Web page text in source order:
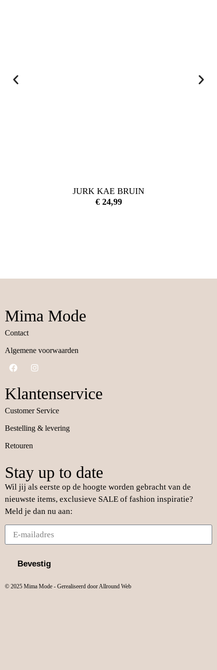
JURK KAE BRUIN
€24,99
Mima Mode
Contact
Algemene voorwaarden
Klantenservice
Customer Service
Bestelling & levering
Retouren
Stay up to date
Wil jij als eerste op de hoogte worden gebracht van de
nieuwste items, exclusieve SALE of fashion inspiratie?
Meld je dan nu aan:
Bevestig
© 2025 Mima Mode - Gerealiseerd door Allround Web